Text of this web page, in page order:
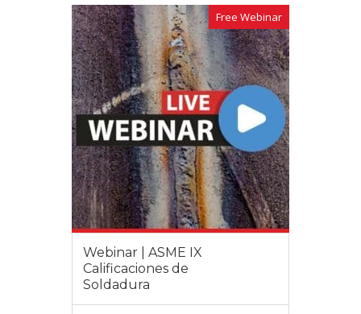
Free Webinar
Webinar | ASME IX
Calificaciones de
Soldadura